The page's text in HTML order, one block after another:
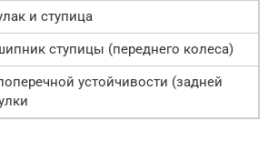
и ступица
ступицы (переднего колеса)
устойчивости (задней